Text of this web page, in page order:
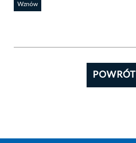
Wznów
POWRÓT